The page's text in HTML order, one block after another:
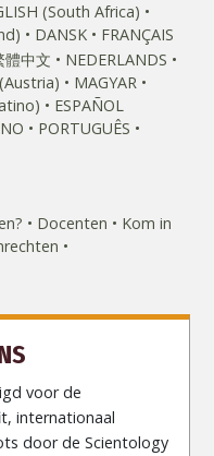
(South Africa)
DANSK FRANÇAIS
體中文
NEDERLANDS
MAGYAR
ESPAÑOL
PORTUGUÊS
Docenten
Kom in
voor de
internationaal
door de Scientology